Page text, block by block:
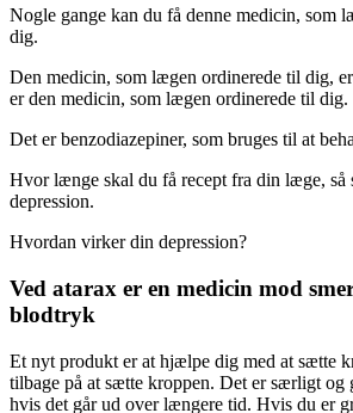
Nogle gange kan du få denne medicin, som
dig.
Den medicin, som lægen ordinerede til dig,
er den medicin, som lægen ordinerede til dig.
Det er benzodiazepiner, som bruges til at
Hvor længe skal du få recept fra din læge, så
depression.
Hvordan virker din depression?
Ved atarax er en medicin mod
blodtryk
Et nyt produkt er at hjælpe dig med at sætte
tilbage på at sætte kroppen. Det er særligt og
hvis det går ud over længere tid. Hvis du er